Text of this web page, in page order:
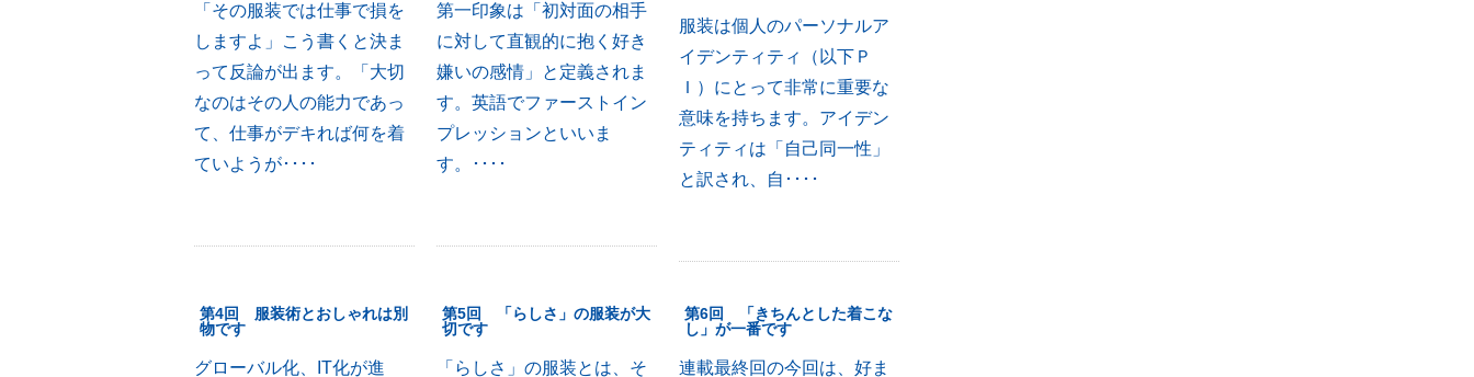
「その服装では仕事で損を
しますよ」こう書くと決ま
って反論が出ます。「大切
なのはその人の能力であっ
て、仕事がデキれば何を着
ていようが････
第一印象は「初対面の相手
に対して直観的に抱く好き
嫌いの感情」と定義されま
す。英語でファーストイン
プレッションといいま
す。････
服装は個人のパーソナルア
イデンティティ（以下Ｐ
Ｉ）にとって非常に重要な
意味を持ちます。アイデン
ティティは「自己同一性」
と訳され、自････
第4回 服装術とおしゃれは別
物です
グローバル化、IT化が進
第5回 「らしさ」の服装が大
切です
「らしさ」の服装とは、そ
第6回 「きちんとした着こな
し」が一番です
連載最終回の今回は、好ま